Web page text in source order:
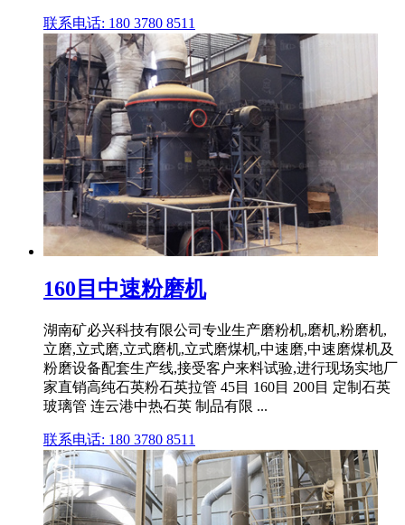
联系电话: 180 3780 8511
160目中速粉磨机
湖南矿必兴科技有限公司专业生产磨粉机,磨机,粉磨机,
立磨,立式磨,立式磨机,立式磨煤机,中速磨,中速磨煤机及
粉磨设备配套生产线,接受客户来料试验,进行现场实地厂
家直销高纯石英粉石英拉管 45目 160目 200目 定制石英
玻璃管 连云港中热石英 制品有限 ...
联系电话: 180 3780 8511